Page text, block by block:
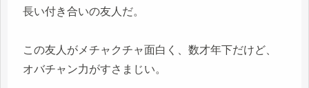
長い付き合いの友人だ。
この友人がメチャクチャ面白く、数才年下だけど、
オバチャン力がすさまじい。